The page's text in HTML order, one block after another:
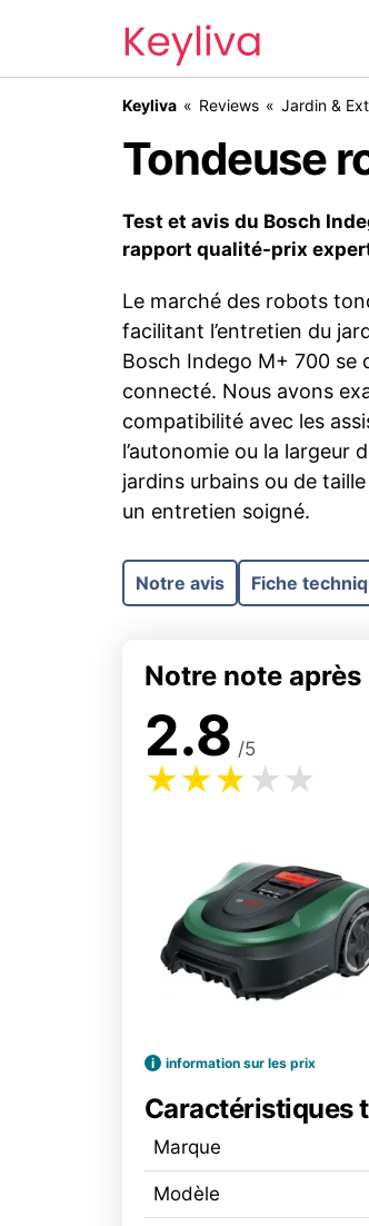
Keyliva Reviews Jardin &
Tondeuse
Test et avis du Bosch
rapport qualité-prix
Le marché des robots
facilitant l’entretien du
Bosch Indego M+ 700
connecté. Nous avons
compatibilité avec les
l’autonomie ou la largeur
jardins urbains ou de
un entretien soigné.
Notre avis Fiche
Notre note
2.8 /5
i information sur les prix
Caractéristiques
Marque
Modèle